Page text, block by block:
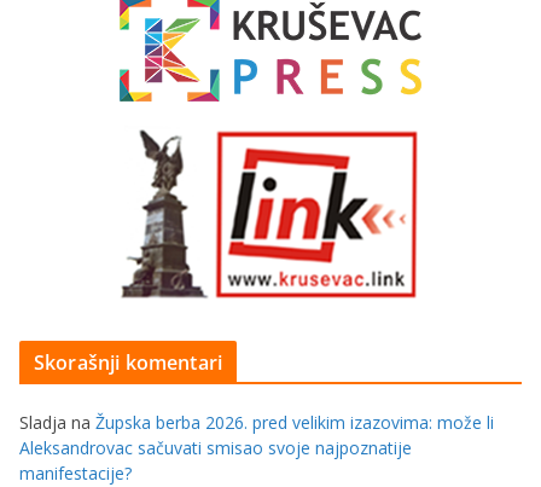
Skorašnji komentari
Sladja na Župska berba 2026. pred velikim izazovima: može li
Aleksandrovac sačuvati smisao svoje najpoznatije
manifestacije?